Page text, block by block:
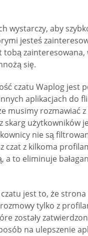
wystarczy, aby
jesteś
tobą zainteresowana,
się.
czatu Waplog jest
aplikacjach do
musimy rozmawiać
skarg użytkowników
nie są
czat z kilkoma
a to eliminuje
jest to, że strona
tylko z
zostały
na ulepszenie